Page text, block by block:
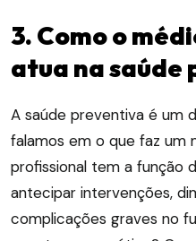
3. Como o
atua na saúde
A saúde preventiva é um
falamos em o que faz um
profissional tem a função
antecipar intervenções,
complicações graves no